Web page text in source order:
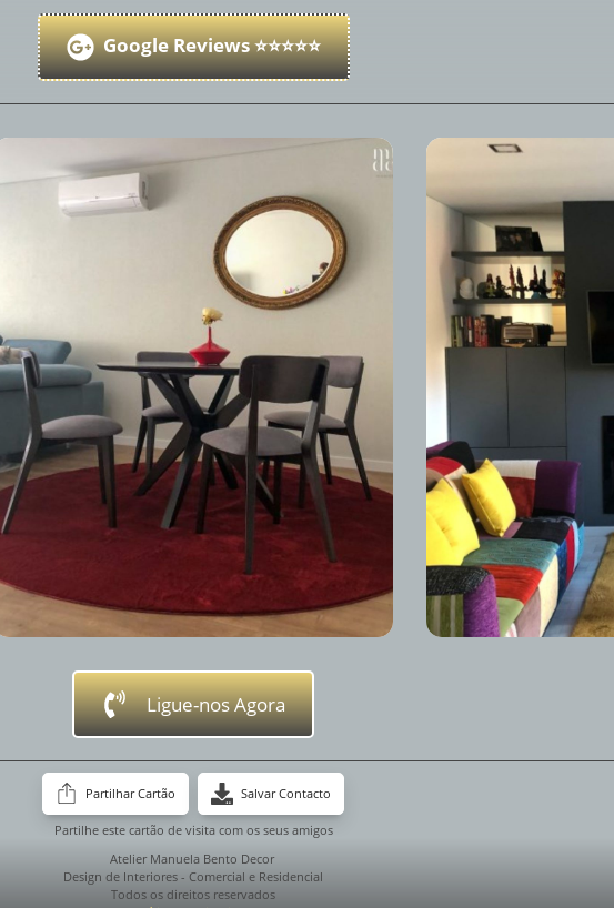
Google Reviews ⭐️⭐️⭐️⭐️⭐️
Ligue-nos Agora
Partilhar Cartão Salvar Contacto
Partilhe este cartão de visita com os seus amigos
Atelier Manuela Bento Decor
Design de Interiores - Comercial e Residencial
Todos os direitos reservados